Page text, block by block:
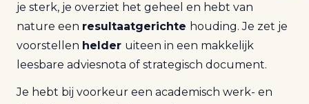
je sterk, je overziet het geheel en hebt van
nature een resultaatgerichte houding. Je zet je
voorstellen helder uiteen in een makkelijk
leesbare adviesnota of strategisch document.
Je hebt bij voorkeur een academisch werk- en